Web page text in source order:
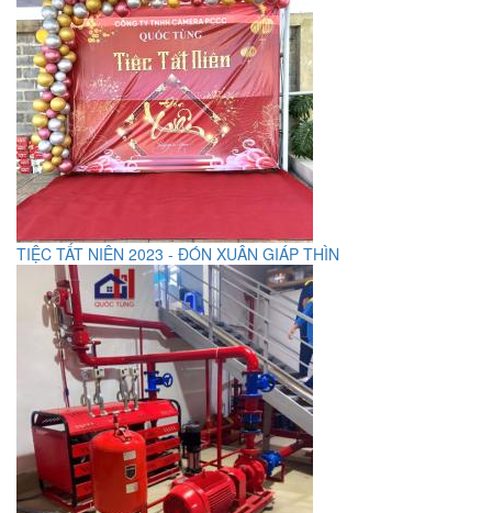
TIỆC TẤT NIÊN 2023 - ĐÓN XUÂN GIÁP THÌN